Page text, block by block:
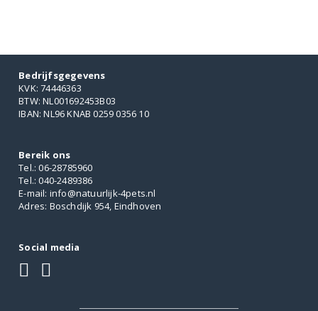
Bedrijfsgegevens
KVK: 74446363
BTW: NL001692453B03
IBAN: NL96 KNAB 0259 0356 10
Bereik ons
Tel.: 06-28785960
Tel.: 040-2489386
E-mail: info@natuurlijk-4pets.nl
Adres: Boschdijk 954, Eindhoven
Social media